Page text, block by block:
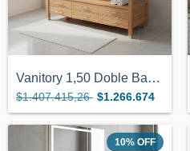
Vanitory 1,50 Doble Bacha Color Miel 6 C...
$1.407.415,26 $1.266.674
10% OFF